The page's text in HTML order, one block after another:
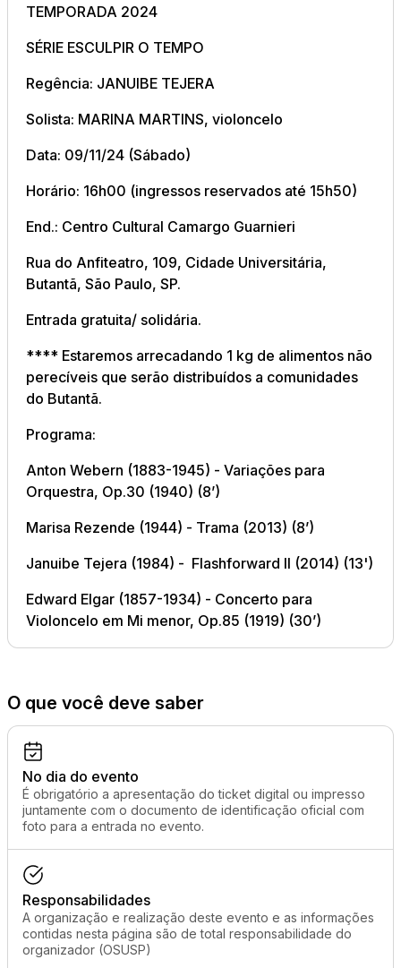
TEMPORADA 2024
SÉRIE ESCULPIR O TEMPO
Regência: JANUIBE TEJERA
Solista: MARINA MARTINS, violoncelo
Data: 09/11/24 (Sábado)
Horário: 16h00 (ingressos reservados até 15h50)
End.: Centro Cultural Camargo Guarnieri
Rua do Anfiteatro, 109, Cidade Universitária,
Butantã, São Paulo, SP.
Entrada gratuita/ solidária.
**** Estaremos arrecadando 1 kg de alimentos não
perecíveis que serão distribuídos a comunidades
do Butantã.
Programa:
Anton Webern (1883-1945) - Variações para
Orquestra, Op.30 (1940) (8’)
Marisa Rezende (1944) - Trama (2013) (8’)
Januibe Tejera (1984) - Flashforward II (2014) (13')
Edward Elgar (1857-1934) - Concerto para
Violoncelo em Mi menor, Op.85 (1919) (30’)
O que você deve saber
No dia do evento
É obrigatório a apresentação do ticket digital ou impresso
juntamente com o documento de identificação oficial com
foto para a entrada no evento.
Responsabilidades
A organização e realização deste evento e as informações
contidas nesta página são de total responsabilidade do
organizador (OSUSP)